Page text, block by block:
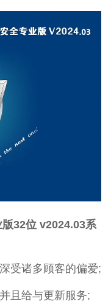
32位 v2024.03系
诸多顾客的偏爱;
且给与更新服务;